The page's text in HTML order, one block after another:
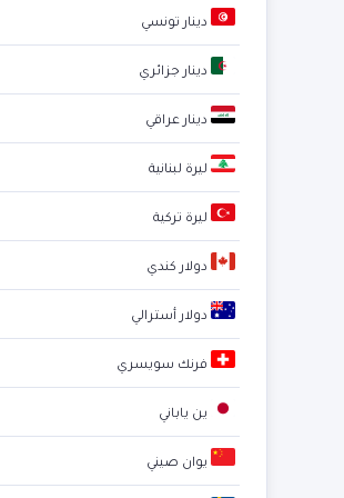
دينار تونسي
دينار جزائري
دينار عراقي
ليرة لبنانية
ليرة تركية
دولار كندي
دولار أسترالي
فرنك سويسري
ين ياباني
يوان صيني